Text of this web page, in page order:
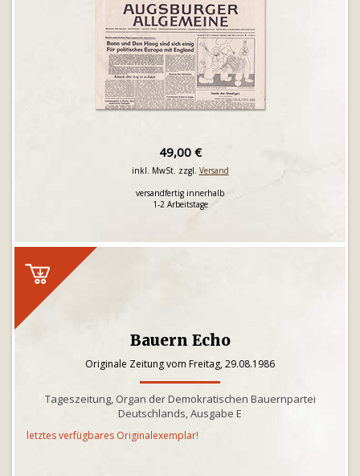
49,00 €
inkl. MwSt. zzgl. Versand
versandfertig innerhalb
1-2 Arbeitstage
Bauern Echo
Originale Zeitung vom Freitag, 29.08.1986
Tageszeitung, Organ der Demokratischen Bauernpartei
Deutschlands, Ausgabe E
letztes verfügbares Originalexemplar!